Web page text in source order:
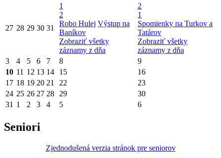
27 28 29 30 31
1
2
Robo Hulej Výstup na
Baníkov
Zobraziť všetky
záznamy z dňa
2
1
Spomienky na Turkov a
Tatárov
Zobraziť všetky
záznamy z dňa
3
4 5 6 7 8
9
10 11 12 13 14 15
16
17 18 19 20 21 22
23
24 25 26 27 28 29
30
31 1 2 3 4 5 6
Seniori
Zjednodušená verzia stránok pre seniorov